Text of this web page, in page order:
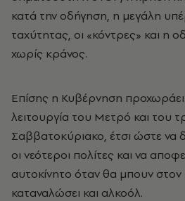
κατά την οδήγηση, η μεγάλη
ταχύτητας, οι «κόντρες» και η
χωρίς κράνος.
Επίσης η Κυβέρνηση προχωράει
λειτουργία του Μετρό και του
Σαββατοκύριακο, έτσι ώστε να
οι νεότεροι πολίτες και να
αυτοκίνητο όταν θα μπουν
καταναλώσει και αλκοόλ.